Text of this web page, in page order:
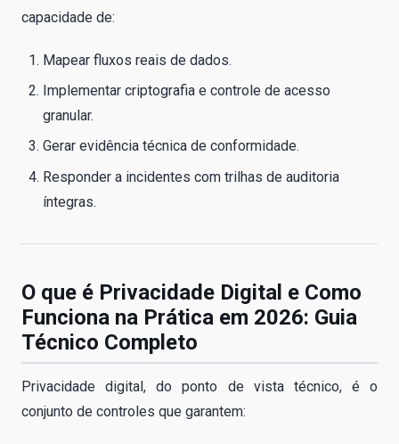
capacidade de:
Mapear fluxos reais de dados.
Implementar criptografia e controle de acesso
granular.
Gerar evidência técnica de conformidade.
Responder a incidentes com trilhas de auditoria
íntegras.
O que é Privacidade Digital e Como
Funciona na Prática em 2026: Guia
Técnico Completo
Privacidade digital, do ponto de vista técnico, é o
conjunto de controles que garantem: